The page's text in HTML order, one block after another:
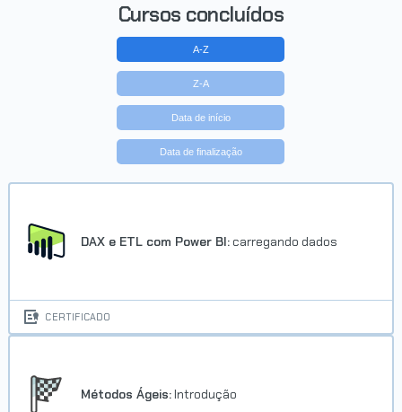
Cursos concluídos
A-Z
Z-A
Data de início
Data de finalização
DAX e ETL com Power BI: carregando dados
CERTIFICADO
Métodos Ágeis: Introdução